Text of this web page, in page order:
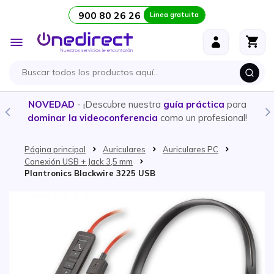
900 80 26 26 Linea gratuita
Toggle
Nav
NOVEDAD - ¡Descubre nuestra guía práctica para
dominar la videoconferencia como un profesional!
Página principal Auriculares
Auriculares PC
Conexión USB + Jack 3,5 mm
Plantronics Blackwire 3225 USB